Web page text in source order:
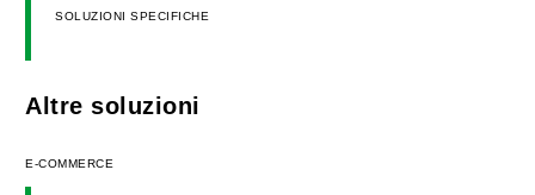
SOLUZIONI SPECIFICHE
Altre soluzioni
E-COMMERCE